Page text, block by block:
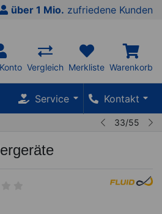
über 1 Mio. zufriedene Kunden
Vergleich Merkliste Warenkorb
Service Kontakt
33/55